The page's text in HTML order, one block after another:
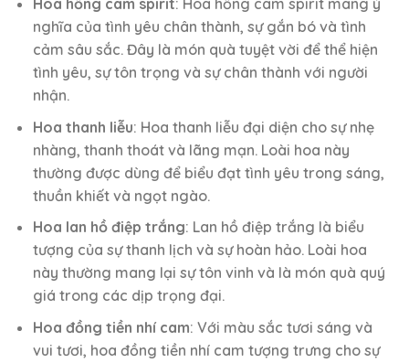
Hoa hồng cam spirit: Hoa hồng cam spirit mang ý
nghĩa của tình yêu chân thành, sự gắn bó và tình
cảm sâu sắc. Đây là món quà tuyệt vời để thể hiện
tình yêu, sự tôn trọng và sự chân thành với người
nhận.
Hoa thanh liễu: Hoa thanh liễu đại diện cho sự nhẹ
nhàng, thanh thoát và lãng mạn. Loài hoa này
thường được dùng để biểu đạt tình yêu trong sáng,
thuần khiết và ngọt ngào.
Hoa lan hồ điệp trắng: Lan hồ điệp trắng là biểu
tượng của sự thanh lịch và sự hoàn hảo. Loài hoa
này thường mang lại sự tôn vinh và là món quà quý
giá trong các dịp trọng đại.
Hoa đồng tiền nhí cam: Với màu sắc tươi sáng và
vui tươi, hoa đồng tiền nhí cam tượng trưng cho sự